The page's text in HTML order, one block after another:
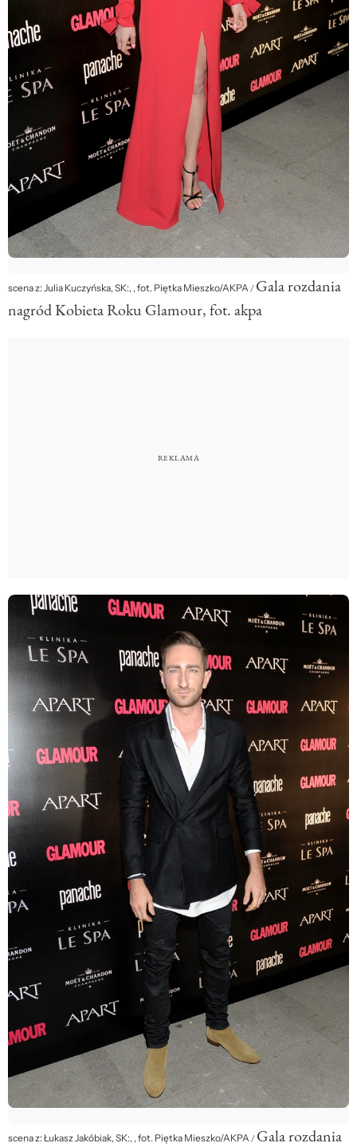
scena z: Julia Kuczyńska, SK:, , fot. Piętka Mieszko/AKPA/Gala rozdania
nagród Kobieta Roku Glamour, fot. akpa
scena z: Łukasz Jakóbiak, SK:, , fot. Piętka Mieszko/AKPA/Gala rozdania